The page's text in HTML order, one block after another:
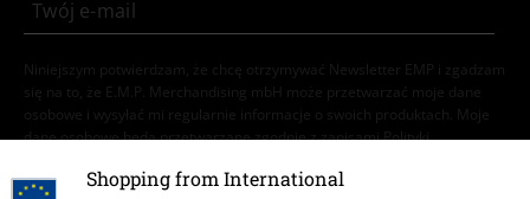
Shopping from International
Niniejszym potwierdzam, że chcę otrzymywać Newsletter EMP i zgadzam
się na to, że E.M.P. Merchandising mbH może przetwarzać moje dane
osobowe i wysyłać mi regularnie informacje o swoich produktach. Moje
dane osobowe będą przetwarzane zgodnie z zapisamiPolityki
poprzez kliknięcie w link umożliwiający rezygnację z subskrypcji.